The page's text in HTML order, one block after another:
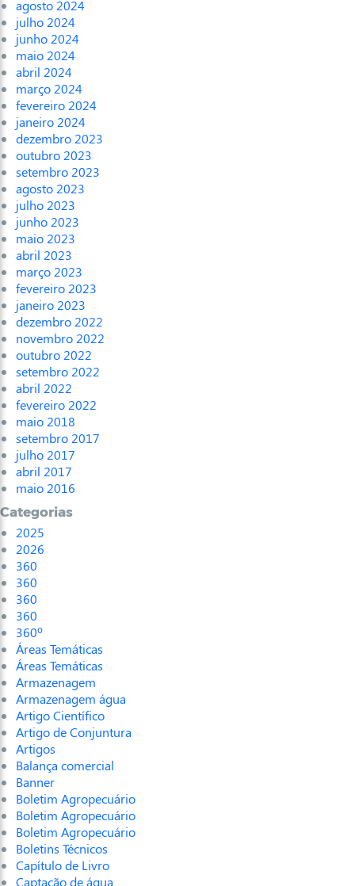
agosto 2024
julho 2024
junho 2024
maio 2024
abril 2024
março 2024
fevereiro 2024
janeiro 2024
dezembro 2023
outubro 2023
setembro 2023
agosto 2023
julho 2023
junho 2023
maio 2023
abril 2023
março 2023
fevereiro 2023
janeiro 2023
dezembro 2022
novembro 2022
outubro 2022
setembro 2022
abril 2022
fevereiro 2022
maio 2018
setembro 2017
julho 2017
abril 2017
maio 2016
Categorias
2025
2026
360
360
360
360
360º
Áreas Temáticas
Áreas Temáticas
Armazenagem
Armazenagem água
Artigo Científico
Artigo de Conjuntura
Artigos
Balança comercial
Banner
Boletim Agropecuário
Boletim Agropecuário
Boletim Agropecuário
Boletins Técnicos
Capítulo de Livro
Captação de água